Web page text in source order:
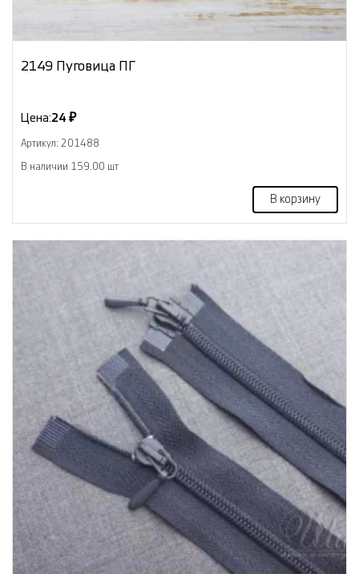
2149 Пуговица ПГ
Цена:24 ₽
Артикул: 201488
В наличии 159.00 шт
В корзину